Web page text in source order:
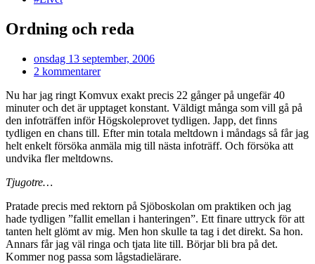
Ordning och reda
onsdag 13 september, 2006
2 kommentarer
Nu har jag ringt Komvux exakt precis 22 gånger på ungefär 40
minuter och det är upptaget konstant. Väldigt många som vill gå på
den infoträffen inför Högskoleprovet tydligen. Japp, det finns
tydligen en chans till. Efter min totala meltdown i måndags så får jag
helt enkelt försöka anmäla mig till nästa infoträff. Och försöka att
undvika fler meltdowns.
Tjugotre…
Pratade precis med rektorn på Sjöboskolan om praktiken och jag
hade tydligen ”fallit emellan i hanteringen”. Ett finare uttryck för att
tanten helt glömt av mig. Men hon skulle ta tag i det direkt. Sa hon.
Annars får jag väl ringa och tjata lite till. Börjar bli bra på det.
Kommer nog passa som lågstadielärare.